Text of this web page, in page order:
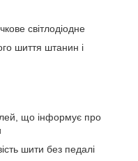
світлодіодне
шиття штанин і
що інформує про
шити без педалі